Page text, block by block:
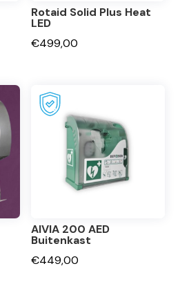
Rotaid Solid Plus Heat
LED
€499,00
AIVIA 200 AED
Buitenkast
€449,00